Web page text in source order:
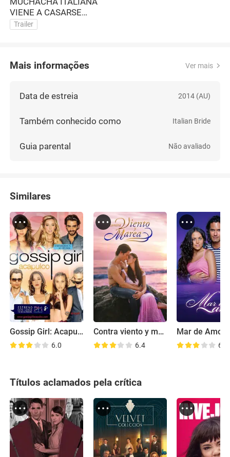
VIENE A CASARSE
(TRAILER)
Trailer
Mais informações Ver mais
Data de estreia 2014 (AU)
Também conhecido como Italian Bride
Guia parental Não avaliado
Similares
Gossip Girl: Acapulco
6.0
Contra viento y marea
6.4
Mar de Amor
6.0
Títulos aclamados pela crítica